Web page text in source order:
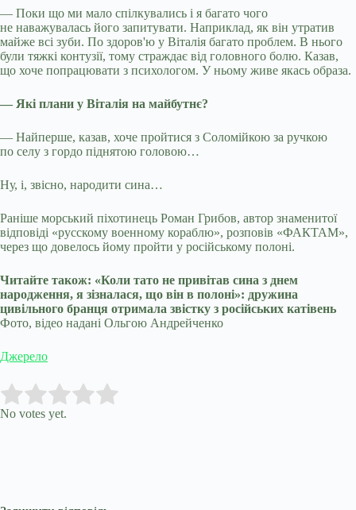
— Поки що ми мало спілкувались і я багато чого
не наважувалась його запитувати. Наприклад, як він утратив
майже всі зуби. По здоров'ю у Віталія багато проблем. В нього
були тяжкі контузії, тому страждає від головного болю. Казав,
що хоче попрацювати з психологом. У ньому живе якась образа.
— Які плани у Віталія на майбутнє?
— Найперше, казав, хоче пройтися з Соломійкою за ручкою
по селу з гордо піднятою головою…
Ну, і, звісно, народити сина…
Раніше морський піхотинець Роман Грибов, автор знаменитої
відповіді «русскому военному кораблю», розповів «ФАКТАМ»,
через що довелось йому пройти у російському полоні.
Читайте також: «Коли тато не привітав сина з днем
народження, я зізналася, що він в полоні»: дружина
цивільного бранця отримала звістку з російських катівень
Фото, відео надані Ольгою Андрейченко
Джерело
Rate this item:
No votes yet.